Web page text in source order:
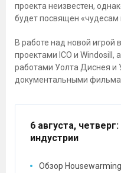
проекта неизвестен,
будет посвящен «чудесам
В работе над новой игрой
проектами ICO и Windosill,
работами Уолта Диснея и
документальными
6 августа, четверг
индустрии
Обзор